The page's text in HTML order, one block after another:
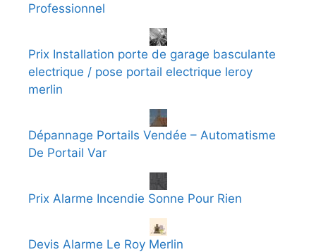
Professionnel
Prix Installation porte de garage basculante
electrique / pose portail electrique leroy
merlin
Dépannage Portails Vendée – Automatisme
De Portail Var
Prix Alarme Incendie Sonne Pour Rien
Devis Alarme Le Roy Merlin